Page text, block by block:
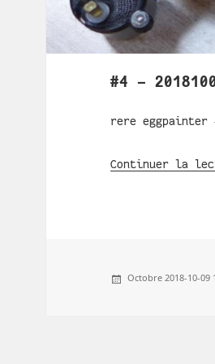
#4 -
rere eggpainter
Continuer la
Octobre 2018-10-09